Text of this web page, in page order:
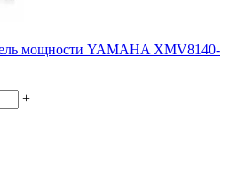
мощности YAMAHA XMV8140-
+